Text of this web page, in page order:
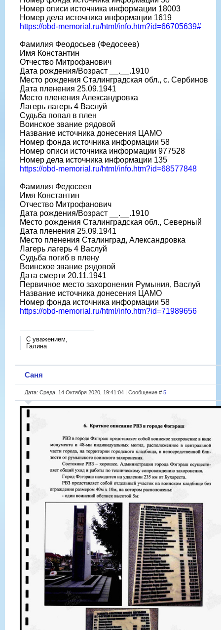
Номер описи источника информации 18003
Номер дела источника информации 1619
https://obd-memorial.ru/html/info.htm?id=66705639#
Фамилия Феодосьев (Федосеев)
Имя Константин
Отчество Митрофанович
Дата рождения/Возраст __.__.1910
Место рождения Сталинградская обл., с. Сербинов
Дата пленения 25.09.1941
Место пленения Александровка
Лагерь лагерь 4 Васлуй
Судьба попал в плен
Воинское звание рядовой
Название источника донесения ЦАМО
Номер фонда источника информации 58
Номер описи источника информации 977528
Номер дела источника информации 135
https://obd-memorial.ru/html/info.htm?id=68577848
Фамилия Федосеев
Имя Константин
Отчество Митрофанович
Дата рождения/Возраст __.__.1910
Место рождения Сталинградская обл., Северный
Дата пленения 25.09.1941
Место пленения Сталинград, Александровка
Лагерь лагерь 4 Васлуй
Судьба погиб в плену
Воинское звание рядовой
Дата смерти 20.11.1941
Первичное место захоронения Румыния, Васлуй
Название источника донесения ЦАМО
Номер фонда источника информации 58
https://obd-memorial.ru/html/info.htm?id=71989656
С уважением,
Галина
Саня
Дата: Среда, 14 Октября 2020, 19:41:04 | Сообщение # 5